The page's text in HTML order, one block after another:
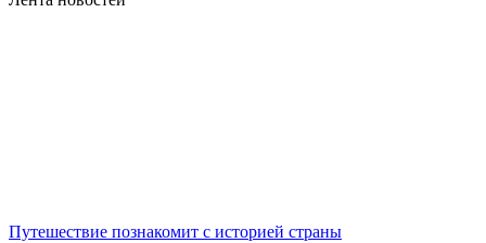
Путешествие познакомит с историей страны